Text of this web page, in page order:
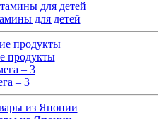
для детей
продукты
– 3